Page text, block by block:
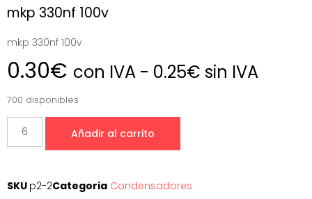
mkp 330nf 100v
mkp 330nf 100v
0.30€ con IVA - 0.25€ sin IVA
700 disponibles
Añadir al carrito
SKU p2-2Categoria Condensadores